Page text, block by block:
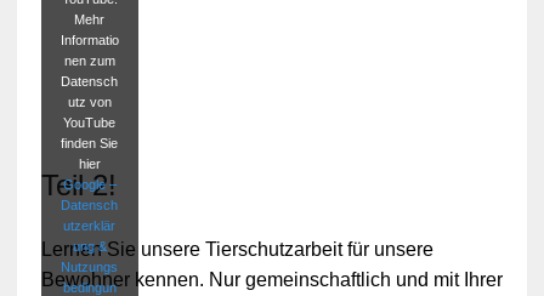
Mehr
Informatio
nen zum
Datensch
utz von
YouTube
finden Sie
hier
Google –
Datensch
utzerklär
ung &
Nutzungs
bedingun
Teil 2!
Lernen Sie unsere Tierschutzarbeit für unsere
Bewohner kennen. Nur gemeinschaftlich und mit Ihrer